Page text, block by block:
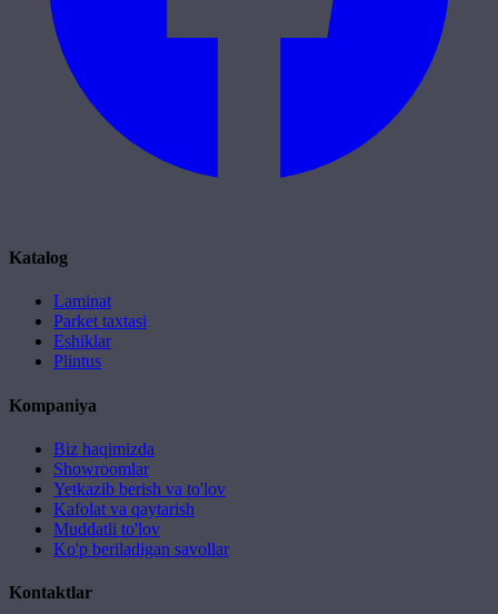
Katalog
Laminat
Parket taxtasi
Eshiklar
Plintus
Kompaniya
Biz haqimizda
Showroomlar
Yetkazib berish va to'lov
Kafolat va qaytarish
Muddatli to'lov
Ko'p beriladigan savollar
Kontaktlar